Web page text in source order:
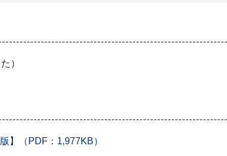
）
】（PDF：1,977KB）